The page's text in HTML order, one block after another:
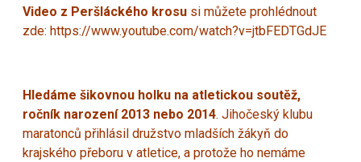
Video z Peršláckého krosu si můžete prohlédnout
zde: https://www.youtube.com/watch?v=jtbFEDTGdJE
Hledáme šikovnou holku na atletickou soutěž,
ročník narození 2013 nebo 2014. Jihočeský klubu
maratonců přihlásil družstvo mladších žákyň do
krajského přeboru v atletice, a protože ho nemáme